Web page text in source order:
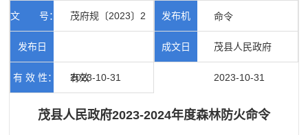
00305 类： 命令
文 号： 茂府规〔2023〕2
号
发布机
构： 茂县人民政府
发布日
期： 2023-10-31
成文日
2023-10-31
有 效 性： 有效
茂县人民政府2023-2024年度森林防火命令